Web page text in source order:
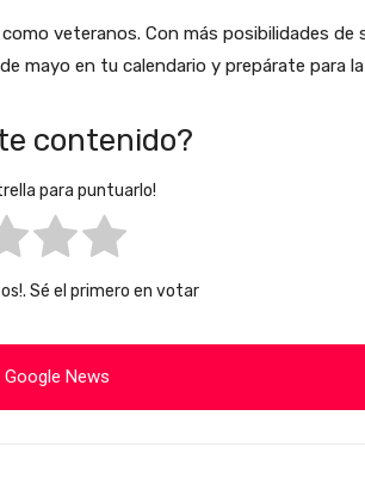
veteranos. Con más posibilidades de
mayo en tu calendario y prepárate para la
contenido?
para puntuarlo!
Sé el primero en votar
News